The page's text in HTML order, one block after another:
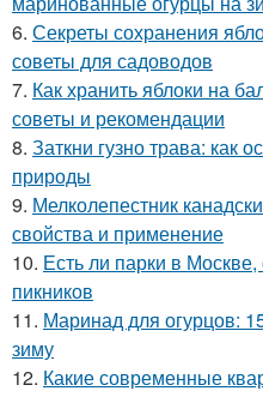
6. Секреты сохранения
советы для садоводов
7. Как хранить яблоки на
советы и рекомендации
8. Заткни гузно трава: как
природы
9. Мелколепестник
свойства и применение
10. Есть ли парки в
пикников
11. Маринад для огурцов:
зиму
12. Какие современные